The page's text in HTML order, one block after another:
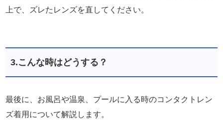
上で、ズレたレンズを直してください。
3.こんな時はどうする？
最後に、お風呂や温泉、プールに入る時のコンタクトレン
ズ着用について解説します。